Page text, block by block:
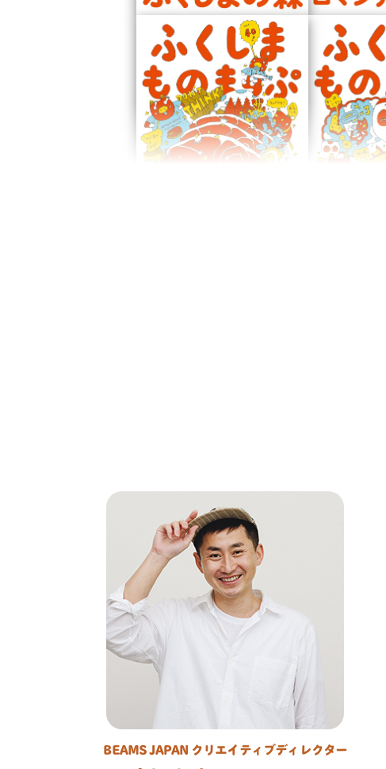
BEAMS JAPAN クリエイティブディレクター